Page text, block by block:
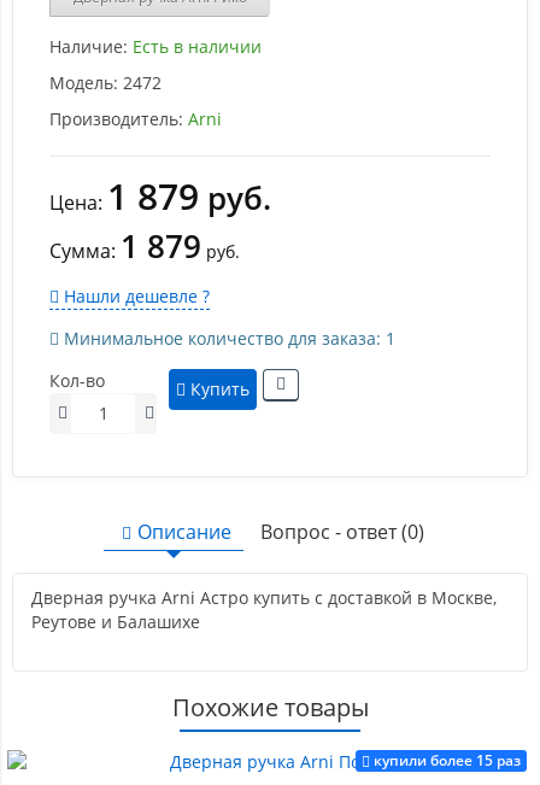
Наличие: Есть в наличии
Модель: 2472
Производитель: Arni
Цена: 1 879 руб.
Сумма: 1 879 руб.
Нашли дешевле ?
Минимальное количество для заказа: 1
Кол-во
Купить
Описание Вопрос - ответ (0)
Дверная ручка Arni Астро купить с доставкой в Москве,
Реутове и Балашихе
Похожие товары
купили более 15 раз